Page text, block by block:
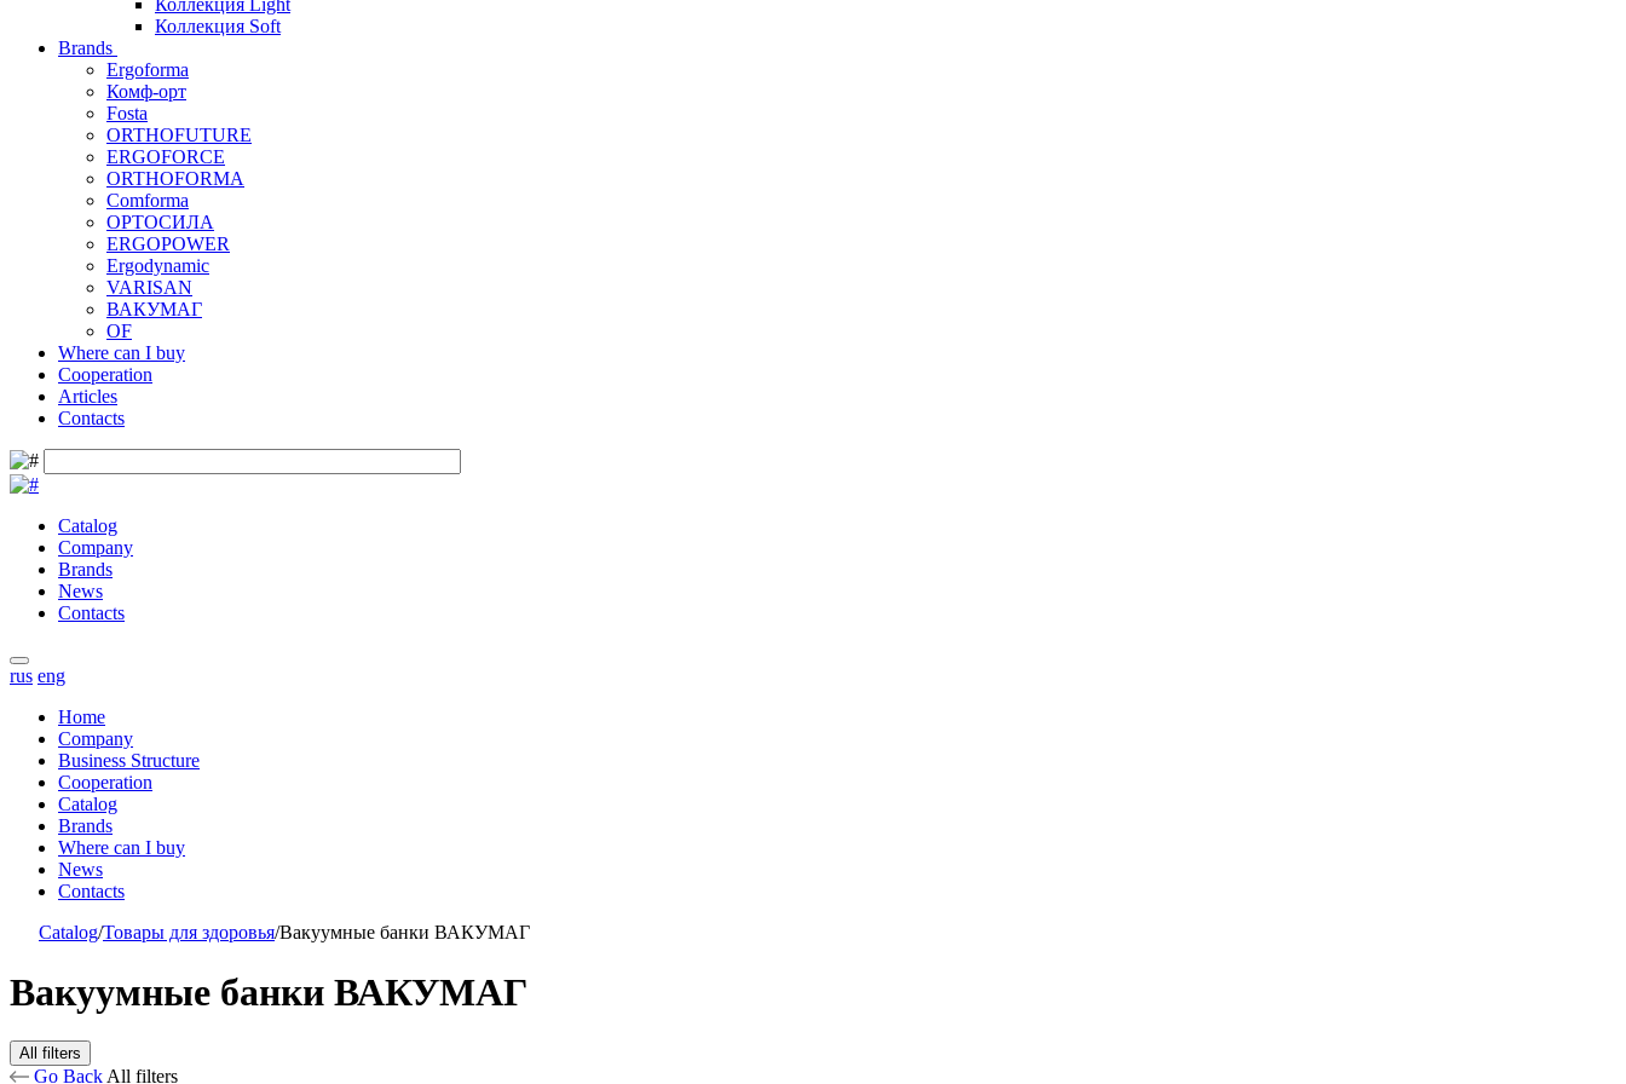
Коллекция Light
Коллекция Soft
Brands
Ergoforma
Комф-орт
Fosta
ORTHOFUTURE
ERGOFORCE
ORTHOFORMA
Comforma
ОРТОСИЛА
ERGOPOWER
Ergodynamic
VARISAN
ВАКУМАГ
OF
Where can I buy
Cooperation
Articles
Contacts
Catalog
Company
Brands
News
Contacts
rus eng
Home
Company
Business Structure
Cooperation
Catalog
Brands
Where can I buy
News
Contacts
Catalog/Товары для здоровья/Вакуумные банки ВАКУМАГ
Вакуумные банки ВАКУМАГ
All filters
Go Back All filters